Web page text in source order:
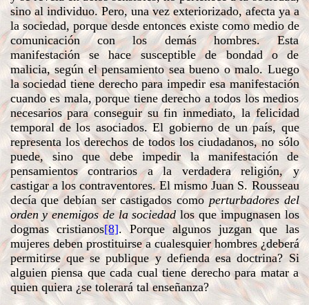
sino al individuo. Pero, una vez exteriorizado, afecta ya a
la sociedad, porque desde entonces existe como medio de
comunicación con los demás hombres. Esta
manifestación se hace susceptible de bondad o de
malicia, según el pensamiento sea bueno o malo. Luego
la sociedad tiene derecho para impedir esa manifestación
cuando es mala, porque tiene derecho a todos los medios
necesarios para conseguir su fin inmediato, la felicidad
temporal de los asociados. El gobierno de un país, que
representa los derechos de todos los ciudadanos, no sólo
puede, sino que debe impedir la manifestación de
pensamientos contrarios a la verdadera religión, y
castigar a los contraventores. El mismo Juan S. Rousseau
decía que debían ser castigados como perturbadores del
orden y enemigos de la sociedadlos que impugnasen los
dogmas cristianos[8]. Porque algunos juzgan que las
mujeres deben prostituirse a cualesquier hombres ¿deberá
permitirse que se publique y defienda esa doctrina? Si
alguien piensa que cada cual tiene derecho para matar a
quien quiera ¿se tolerará tal enseñanza?